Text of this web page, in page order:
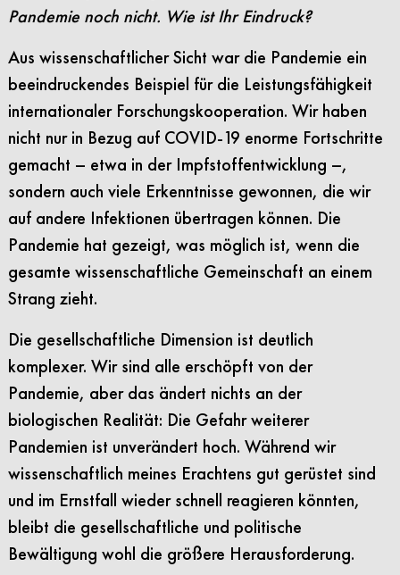
Pandemie noch nicht. Wie ist Ihr Eindruck?
Aus wissenschaftlicher Sicht war die Pandemie ein
beeindruckendes Beispiel für die Leistungsfähigkeit
internationaler Forschungskooperation. Wir haben
nicht nur in Bezug auf COVID-19 enorme Fortschritte
gemacht – etwa in der Impfstoffentwicklung –,
sondern auch viele Erkenntnisse gewonnen, die wir
auf andere Infektionen übertragen können. Die
Pandemie hat gezeigt, was möglich ist, wenn die
gesamte wissenschaftliche Gemeinschaft an einem
Strang zieht.
Die gesellschaftliche Dimension ist deutlich
komplexer. Wir sind alle erschöpft von der
Pandemie, aber das ändert nichts an der
biologischen Realität: Die Gefahr weiterer
Pandemien ist unverändert hoch. Während wir
wissenschaftlich meines Erachtens gut gerüstet sind
und im Ernstfall wieder schnell reagieren könnten,
bleibt die gesellschaftliche und politische
Bewältigung wohl die größere Herausforderung.